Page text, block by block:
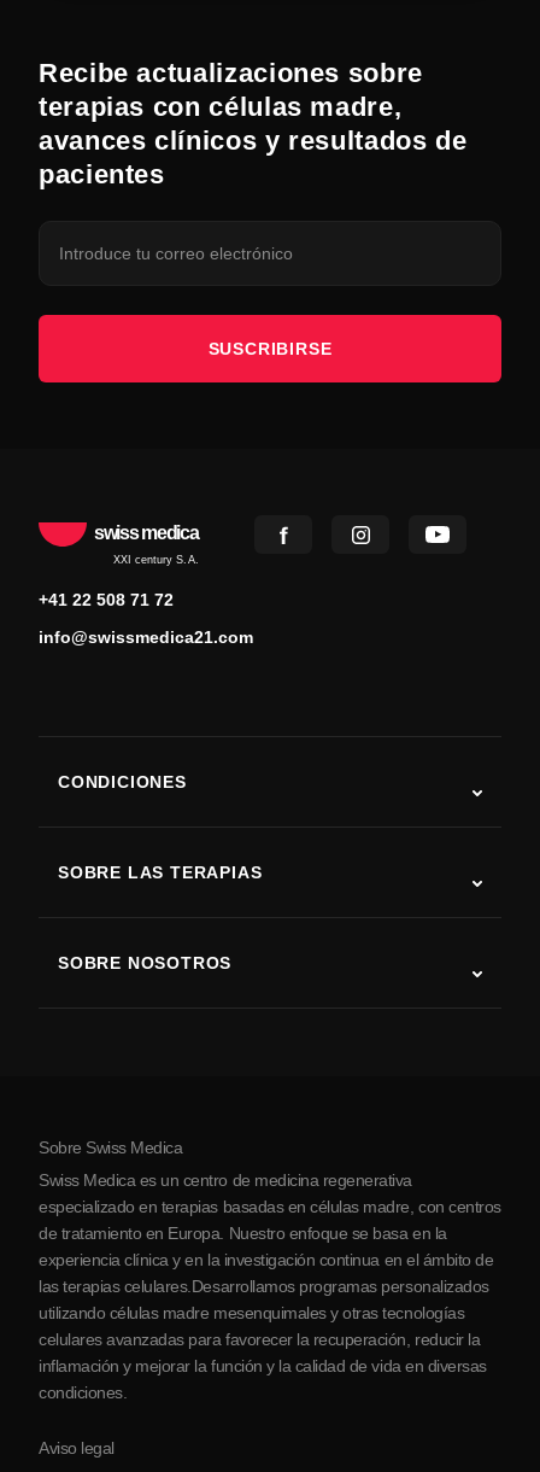
Recibe actualizaciones sobre
terapias con células madre,
avances clínicos y resultados de
pacientes
SUSCRIBIRSE
swiss medica
XXI century S.A.
+41 22 508 71 72
info@swissmedica21.com
CONDICIONES
Enfermedad de Parkinson
Artritis
SOBRE LAS TERAPIAS
SOBRE NOSOTROS
Sobre Serbia
Colaboraciones
Sobre Swiss Medica
Swiss Medica es un centro de medicina regenerativa
especializado en terapias basadas en células madre, con centros
de tratamiento en Europa. Nuestro enfoque se basa en la
experiencia clínica y en la investigación continua en el ámbito de
las terapias celulares.Desarrollamos programas personalizados
utilizando células madre mesenquimales y otras tecnologías
celulares avanzadas para favorecer la recuperación, reducir la
inflamación y mejorar la función y la calidad de vida en diversas
condiciones.
Aviso legal